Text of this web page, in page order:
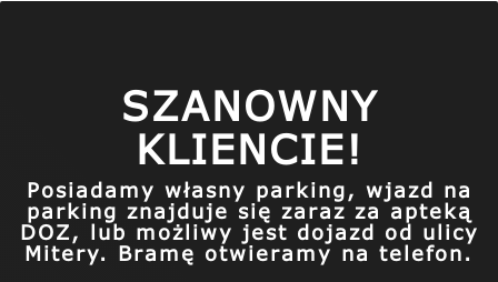
SZANOWNY
KLIENCIE!
Posiadamy własny parking, wjazd na
parking znajduje się zaraz za apteką
DOZ, lub możliwy jest dojazd od ulicy
Mitery. Bramę otwieramy na telefon.